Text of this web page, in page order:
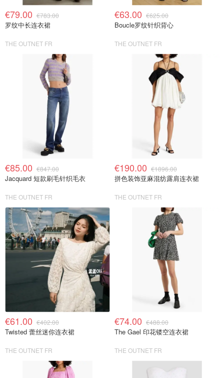
€79.00 €783.00
罗纹中长连衣裙
THE OUTNET FR
€63.00 €625.00
Boucle罗纹针织背心
THE OUTNET FR
€85.00 €847.00
Jacquard 短款刷毛针织毛衣
THE OUTNET FR
€190.00 €1896.00
拼色装饰亚麻混纺露肩连衣裙
THE OUTNET FR
€61.00 €402.00
Twisted 蕾丝迷你连衣裙
THE OUTNET FR
€74.00 €488.00
The Gael 印花镂空连衣裙
THE OUTNET FR